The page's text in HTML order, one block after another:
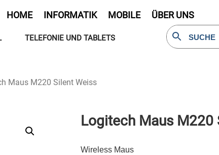
HOME INFORMATIK MOBILE ÜBER UNS
TELEFONIE UND TABLETS
Maus M220 Silent Weiss
Logitech Maus M220
Wireless Maus